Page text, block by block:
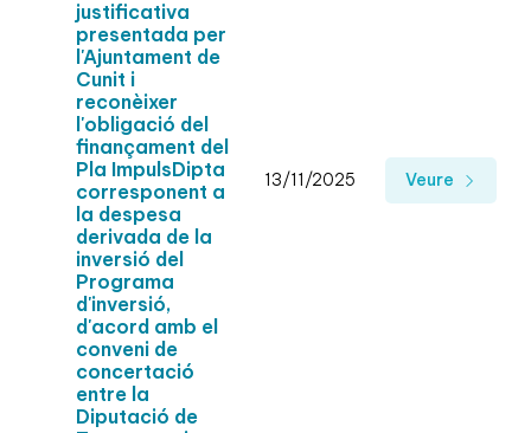
justificativa
presentada per
l'Ajuntament de
Cunit i
reconèixer
l'obligació del
finançament del
Pla ImpulsDipta
corresponent a
la despesa
derivada de la
inversió del
Programa
d'inversió,
d'acord amb el
conveni de
concertació
entre la
Diputació de
13/11/2025 Veure